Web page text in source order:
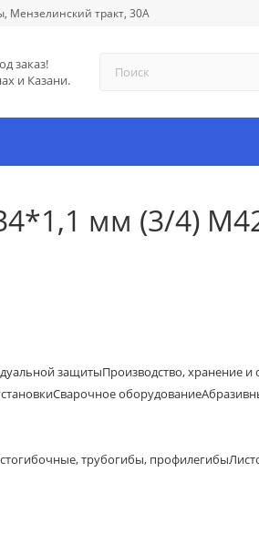
Мензелинский тракт, 30А
заказ!
и Казани.
мм (3/4)
защитыПроизводство, хранение и
Сварочное оборудование
трубогибы, профилегибы